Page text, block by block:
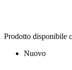
Prodotto disponibile
Nuovo